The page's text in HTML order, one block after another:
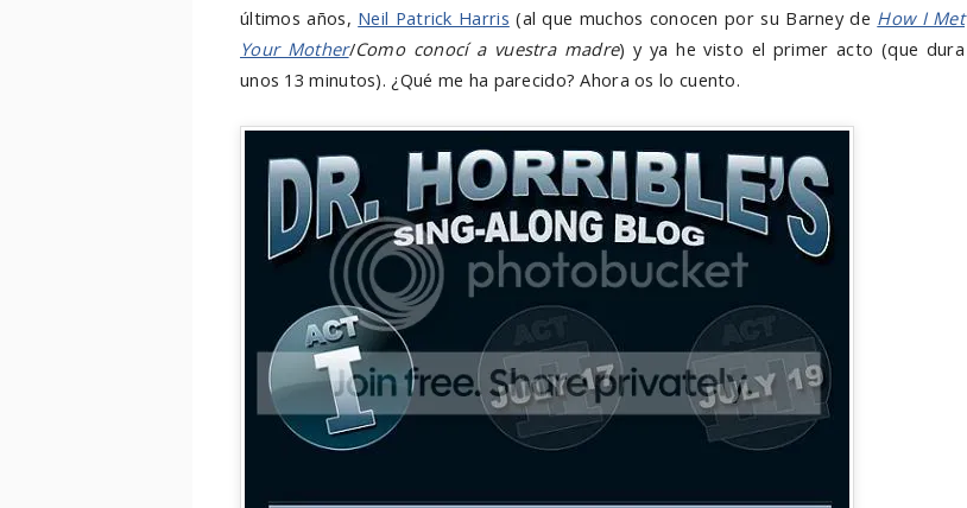
últimos años, Neil Patrick Harris (al que muchos conocen por su Barney de How I Met
Your Mother/Como conocí a vuestra madre) y ya he visto el primer acto (que dura
unos 13 minutos). ¿Qué me ha parecido? Ahora os lo cuento.